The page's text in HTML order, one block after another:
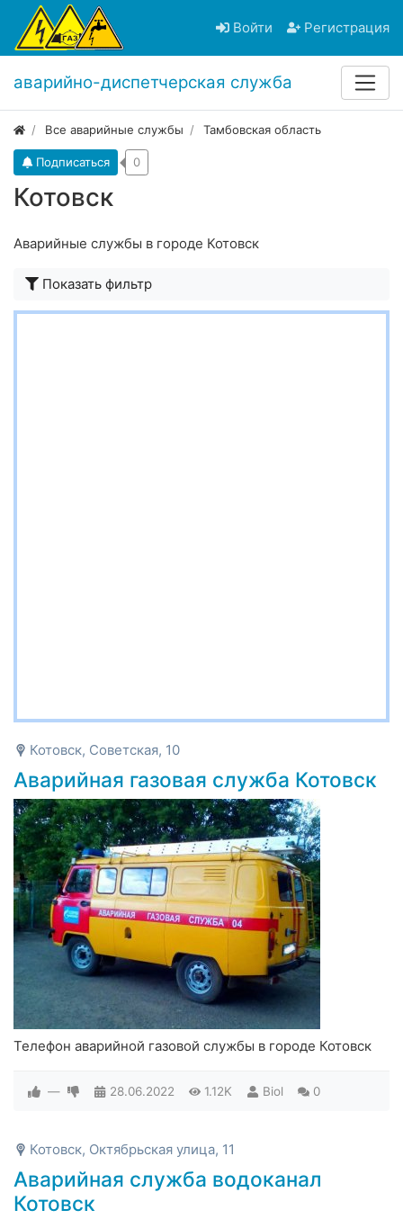
Войти Регистрация
аварийно-диспетчерская служба
Все аварийные службы Тамбовская область
Котовск
Подписаться 0
Аварийные службы в городе Котовск
Показать фильтр
Котовск, Советская, 10
Аварийная газовая служба Котовск
Телефон аварийной газовой службы в городе Котовск
— 28.06.2022 1.12K Biol 0
Котовск, Октябрьская улица, 11
Аварийная служба водоканал
Котовск